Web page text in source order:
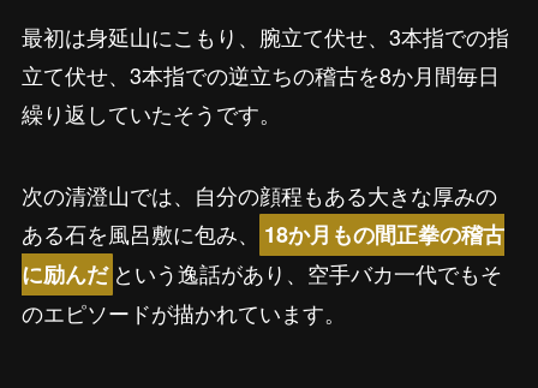
最初は身延山にこもり、腕立て伏せ、3本指での指
立て伏せ、3本指での逆立ちの稽古を8か月間毎日
繰り返していたそうです。
次の清澄山では、自分の顔程もある大きな厚みの
ある石を風呂敷に包み、
18か月もの間正拳の稽古
に励んだ という逸話があり、空手バカ一代でもそ
のエピソードが描かれています。